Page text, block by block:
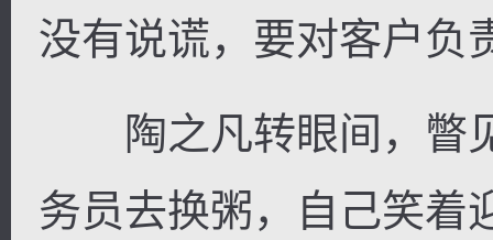
没有说谎，要对客户负
陶之凡转眼间，瞥
务员去换粥，自己笑着